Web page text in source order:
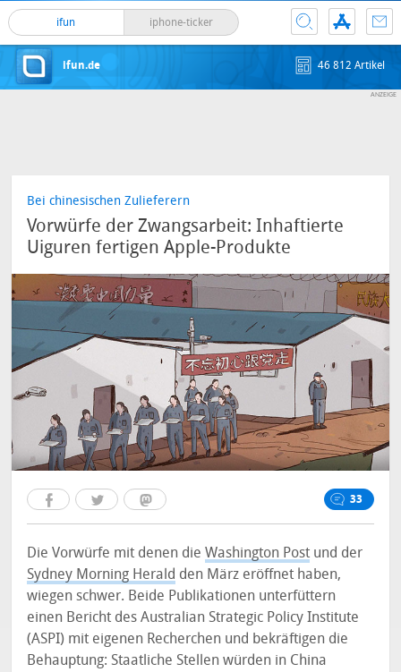
ifun iphone-ticker
ifun.de 46 812 Artikel
Bei chinesischen Zulieferern
Vorwürfe der Zwangsarbeit: Inhaftierte
Uiguren fertigen Apple-Produkte
33
Die Vorwürfe mit denen dieWashington Post und der
Sydney Morning Herald den März eröffnet haben,
wiegen schwer. Beide Publikationen unterfüttern
einen Bericht des Australian Strategic Policy Institute
(ASPI) mit eigenen Recherchen und bekräftigen die
Behauptung: Staatliche Stellen würden in China